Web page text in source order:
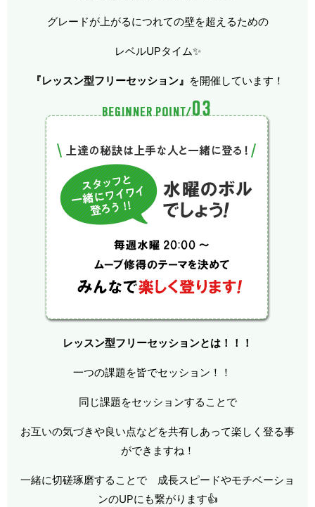
グレードが上がるにつれての壁を超えるための
レベルUPタイム✨
『レッスン型フリーセッション』 を開催しています！
レッスン型フリーセッションとは！！！
一つの課題を皆でセッション！！
同じ課題をセッションすることで
お互いの気づきや良い点などを共有しあって楽しく登る事
ができますね！
一緒に切磋琢磨することで 成長スピードやモチベーショ
ンのUPにも繋がります👍